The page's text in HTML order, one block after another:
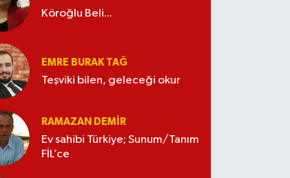
Köroğlu Beli...
EMRE BURAK TAĞ
Teşviki bilen, geleceği okur
RAMAZAN DEMİR
Ev sahibi Türkiye; Sunum/Tanım
FİL’ce